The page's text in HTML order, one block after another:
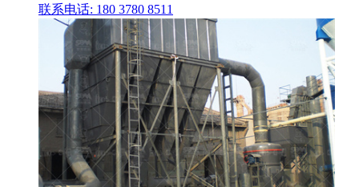
联系电话: 180 3780 8511